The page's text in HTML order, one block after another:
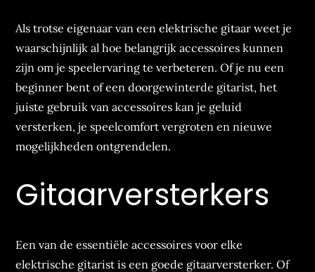
Als trotse eigenaar van een elektrische gitaar weet je
waarschijnlijk al hoe belangrijk accessoires kunnen
zijn om je speelervaring te verbeteren. Of je nu een
beginner bent of een doorgewinterde gitarist, het
juiste gebruik van accessoires kan je geluid
versterken, je speelcomfort vergroten en nieuwe
mogelijkheden ontgrendelen.
Gitaarversterkers
Een van de essentiële accessoires voor elke
elektrische gitarist is een goede gitaarversterker. Of